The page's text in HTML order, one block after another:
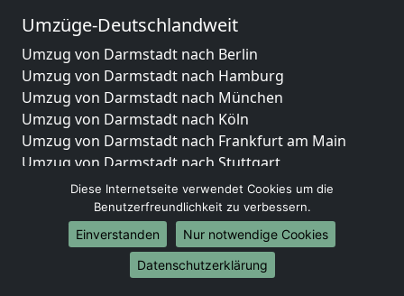
Umzüge-Deutschlandweit
Umzug von Darmstadt nach Berlin
Umzug von Darmstadt nach Hamburg
Umzug von Darmstadt nach München
Umzug von Darmstadt nach Köln
Umzug von Darmstadt nach Frankfurt am Main
Umzug von Darmstadt nach Stuttgart
Umzug von Darmstadt nach Düsseldorf
Umzug von Darmstadt nach Leipzig
Umzug von Darmstadt nach Dortmund
Umzug von Darmstadt nach Essen
Umzug von Darmstadt nach Bremen
Diese Internetseite verwendet Cookies um die
Benutzerfreundlichkeit zu verbessern.
Einverstanden
Nur notwendige Cookies
Datenschutzerklärung